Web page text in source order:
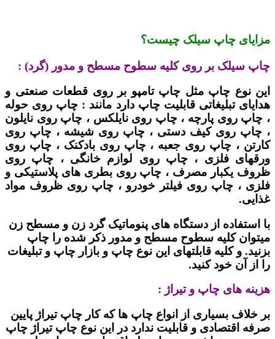
مزایای چاپ سیلک چیست؟
چاپ سیلک بر روی کلیه سطوح مسطح و مدور (گرد) :
این نوع چاپ مثل چاپ تامپو بر روی قطعات صنعتی و
هدایای تبلیغاتی قابلیت چاپ دارد مانند : چاپ روی حوله
، چاپ روی پارچه ، چاپ روی نایلکس ، چاپ روی نایلون
، چاپ روی کیف دستی ، چاپ روی شیشه ، چاپ روی
کارتن ، چاپ روی جعبه ، چاپ روی بادکنک ، چاپ روی
ورقهای فلزی ، چاپ روی لوازم خانگی ، چاپ روی
ظروف یکبار مصرف ، چاپ روی بطری های پلاستیکی و
فلزی ، چاپ روی فیلتر خودرو ، چاپ روی ظروف مواد
غذایی.
با استفاده از دستگاه های پنوماتیک گرد زن و مسطح زن
میتوان کلیه سطوح مسطح و مدور ذکر شده را چاپ
بزنید. و کلیه قابلتهای این نوع چاپ و بازار چاپ و تبلیغات
را از آن خود کنید.
هزینه های چاپ و تیراژ :
بر خلاف بسیاری از انواع چاپ ها که کار چاپ تیراژ پایین
صرفه اقتصادی و قابلیت ندارد در این نوع چاپ تیراژ چاپ